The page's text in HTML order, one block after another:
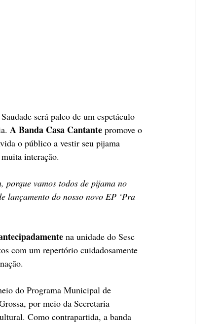
será palco de um espetáculo
A Banda Casa Cantante promove o
o público a vestir seu pijama
interação.
porque vamos todos de pijama no
lançamento do nosso novo EP ‘Pra
na unidade do Sesc
com um repertório cuidadosamente
do Programa Municipal de
por meio da Secretaria
Como contrapartida, a banda